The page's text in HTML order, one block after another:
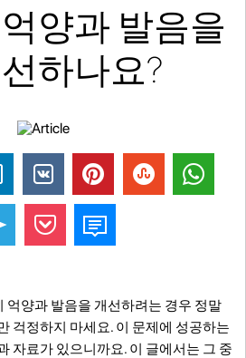
양과 발음을
하나요?
억양과 발음을 개선하려는 경우 정말
걱정하지 마세요. 이 문제에 성공하는
자료가 있으니까요. 이 글에서는 그 중